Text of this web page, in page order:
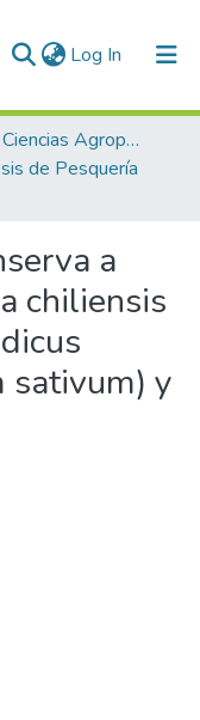
Log In (current)
Facultad de Ciencias Agropecuarias
de Pesquería
a
chiliensis
sativum) y